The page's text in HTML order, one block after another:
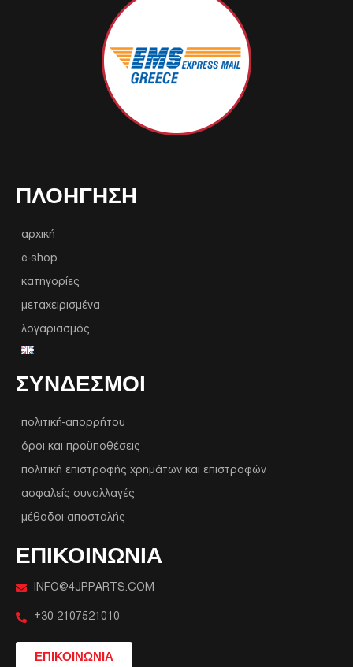
ΠΛΟΉΓΗΣΗ
αρχική
e-shop
κατηγορίες
μεταχειρισμένα
λογαριασμός
ΣΥΝΔΕΣΜΟΙ
πολιτική-απορρήτου
όροι και προϋποθέσεις
πολιτική επιστροφής χρημάτων και επιστροφών
ασφαλείς συναλλαγές
μέθοδοι αποστολής
ΕΠΙΚΟΙΝΩΝΙΑ
INFO@4JPPARTS.COM
+30 2107521010
ΕΠΙΚΟΙΝΩΝΙΑ